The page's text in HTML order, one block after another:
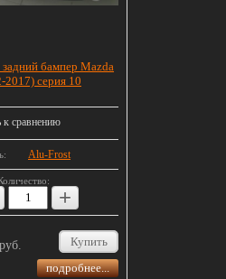
бампер Mazda
2017) серия 10
к сравнению
Alu-Frost
+
руб.
Купить
подробнее...